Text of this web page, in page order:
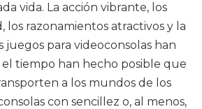
vida. La acción vibrante, los
los razonamientos atractivos y la
juegos para videoconsolas han
tiempo han hecho posible que
a los mundos de los
con sencillez o, al menos,